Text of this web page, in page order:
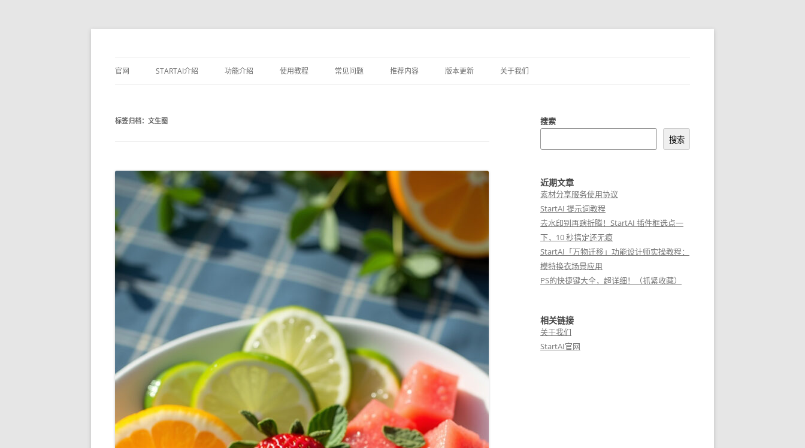
至
正
官网 STARTAI介绍 功能介绍
局部重绘
线稿上色
无损放大
使用教程
STARTAI PS插件页面介绍
常见问题 推荐内容 版本更新 关于我们
标签归档： 文生图
搜索
搜索
近期文章
素材分享服务使用协议
StartAI 提示词教程
去水印别再瞎折腾！StartAI 插件框选点一
下，10 秒搞定还无痕
StartAI「万物迁移」功能设计师实操教程：
模特换衣场景应用
PS的快捷键大全，超详细！（抓紧收藏）
相关链接
关于我们
StartAI官网